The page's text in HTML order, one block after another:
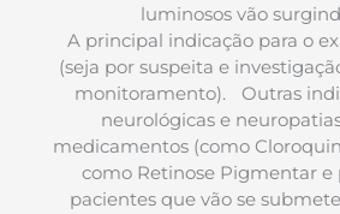
luminosos vão
A principal indicação para o
(seja por suspeita e
monitoramento). Outras
neurológicas e
medicamentos (como
como Retinose Pigmentar e
pacientes que vão se